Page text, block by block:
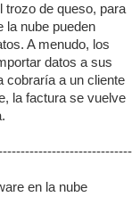
trozo de queso, para
la nube pueden
A menudo, los
datos a sus
cobraría a un cliente
la factura se vuelve
en la nube